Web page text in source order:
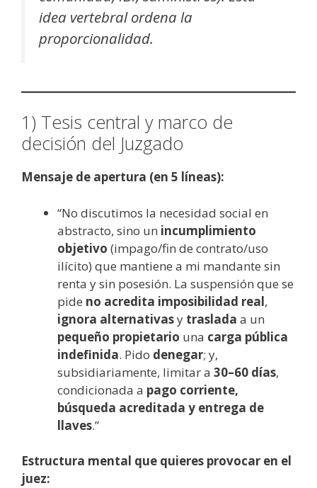
idea vertebral ordena la
proporcionalidad.
1) Tesis central y marco de
decisión del Juzgado
Mensaje de apertura (en 5 líneas):
“No discutimos la necesidad social en
abstracto, sino un incumplimiento
objetivo (impago/fin de contrato/uso
ilícito) que mantiene a mi mandante sin
renta y sin posesión. La suspensión que se
pide no acredita imposibilidad real,
ignora alternativasy traslada a un
pequeño propietario una carga pública
indefinida. Pido denegar; y,
subsidiariamente, limitar a 30–60 días,
condicionada a pago corriente,
búsqueda acreditada y entrega de
llaves.”
Estructura mental que quieres provocar en el
juez: